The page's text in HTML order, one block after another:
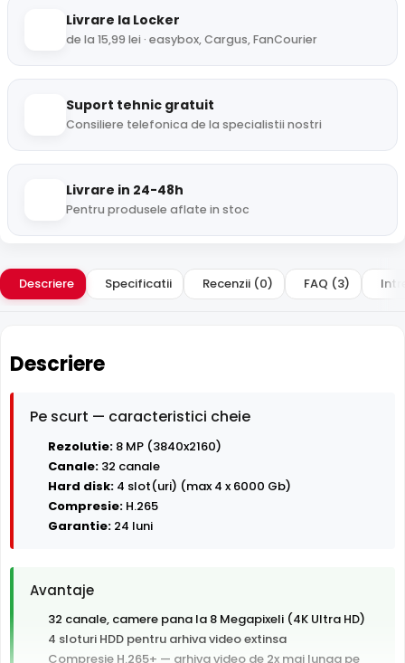
Livrare la Locker
de la 15,99 lei · easybox, Cargus, FanCourier
Suport tehnic gratuit
Consiliere telefonica de la specialistii nostri
Livrare in 24-48h
Pentru produsele aflate in stoc
Descriere Specificatii Recenzii (0) FAQ (3)
Descriere
Pe scurt — caracteristici cheie
Rezolutie: 8 MP (3840x2160)
Canale: 32 canale
Hard disk: 4 slot(uri) (max 4 x 6000 Gb)
Compresie: H.265
Garantie: 24 luni
Avantaje
32 canale, camere pana la 8 Megapixeli (4K Ultra HD)
4 sloturi HDD pentru arhiva video extinsa
Compresie H.265+ — arhiva video de 2x mai lunga pe